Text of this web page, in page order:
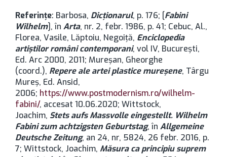
Referinţe: Barbosa, Dicţionarul, p. 176; [Fabini
Wilhelm], în Arta, nr. 2, febr. 1986, p. 41; Cebuc, Al.,
Florea, Vasile, Lăptoiu, Negoiță, Enciclopedia
artiștilor români contemporani, vol IV, București,
Ed. Arc 2000, 2011; Mureșan, Gheorghe
(coord.), Repere ale artei plastice mureșene, Târgu
Mureș, Ed. Ansid,
2006; https://www.postmodernism.ro/wilhelm-
fabini/, accesat 10.06.2020; Wittstock,
Joachim, Stets aufs Massvolle eingestellt. Wilhelm
Fabini zum achtzigsten Geburtstag, în Allgemeine
Deutsche Zeitung, an 24, nr, 5824, 26 febr. 2016, p.
7; Wittstock, Joachim, Măsura ca principiu suprem